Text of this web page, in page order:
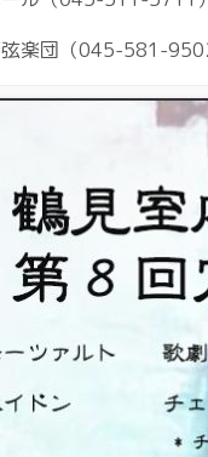
楽団（045-581-